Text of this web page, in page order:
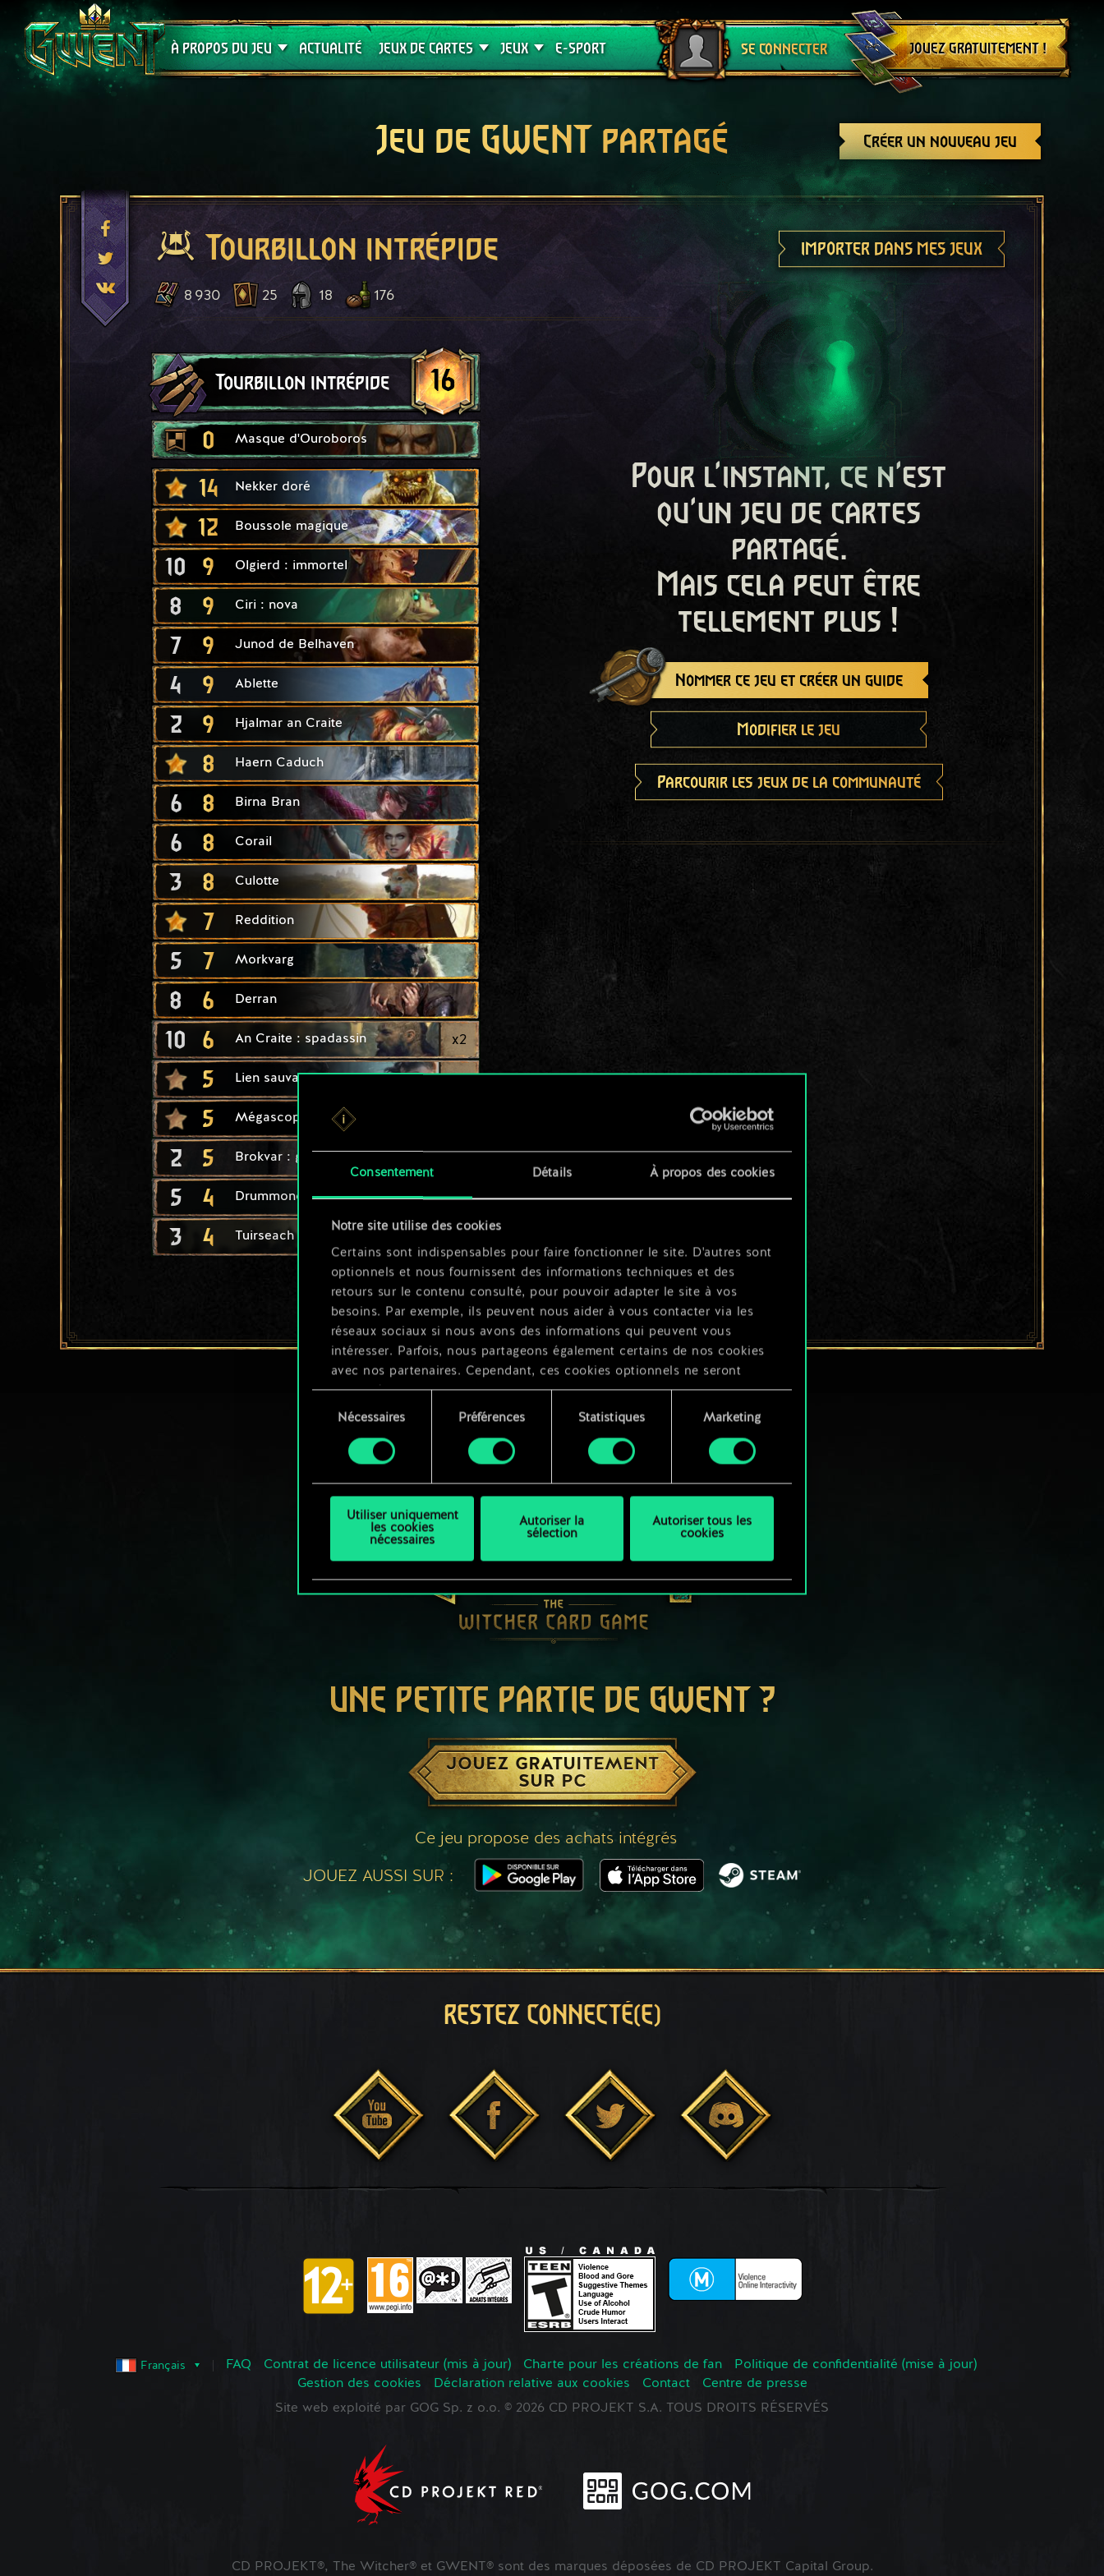
Consentement Détails À propos des cookies
Notre site utilise des cookies
Certains sont indispensables pour faire fonctionner le site. D'autres sont
optionnels et nous fournissent des informations techniques et des
retours sur le contenu consulté, pour pouvoir adapter le site à vos
besoins. Par exemple, ils peuvent nous aider à vous contacter via les
réseaux sociaux si nous avons des informations qui peuvent vous
intéresser. Parfois, nous partageons également certains de nos cookies
avec nos partenaires. Cependant, ces cookies optionnels ne seront
appliqués qu'avec votre permission.
et modifier vos préférences dans le menu "Paramètres" ci-dessous.
consentement
Nécessaires Préférences Statistiques Marketing
Utiliser uniquement
les cookies
nécessaires
Autoriser la
sélection
Autoriser tous les
cookies
À PROPOS DU JEU
Assistance
ACTUALITÉ JEUX DE CARTES
Crimson Curse
JEUX
Guides de jeux
E-SPORT SE CONNECTER
Se déconnecter
JOUEZ GRATUITEMENT !
Créer un nouveau jeu
Jeu de GWENT partagé
Tourbillon intrépide IMPORTER DANS MES JEUX
8 930 25 18 176
Tourbillon intrépide 16
0 Masque d'Ouroboros
14 Nekker doré
12 Boussole magique
10 9 Olgierd : immortel
8 9 Ciri : nova
7 9 Junod de Belhaven
4 9 Ablette
2 9 Hjalmar an Craite
8 Haern Caduch
6 8 Birna Bran
6 8 Corail
3 8 Culotte
7 Reddition
5 7 Morkvarg
8 6 Derran
10 6 An Craite : spadassin x2
5 Lien sauvage x2
5 Mégascope
2 5 Brokvar : guerrier
5 4 Drummond : berserker x2
3 4 Tuirseach : soldat
Pour l'instant, ce n'est
qu'un jeu de cartes
partagé.
Mais cela peut être
tellement plus !
Nommer ce jeu et créer un guide
Modifier le jeu
Parcourir les jeux de la communauté
UNE PETITE PARTIE DE GWENT ?
JOUEZ GRATUITEMENT
SUR PC
Ce jeu propose des achats intégrés
JOUEZ AUSSI SUR :
RESTEZ CONNECTÉ(E)
Français FAQ Contrat de licence utilisateur (mis à jour) Charte pour les créations de fan
Politique de confidentialité (mise à jour)
Gestion des cookies
Déclaration relative aux cookies Contact
Centre de presse
Site web exploité par GOG Sp. z o.o. © 2026 CD PROJEKT S.A. TOUS DROITS RÉSERVÉS
CD PROJEKT®, The Witcher® et GWENT® sont des marques déposées de CD PROJEKT Capital Group.